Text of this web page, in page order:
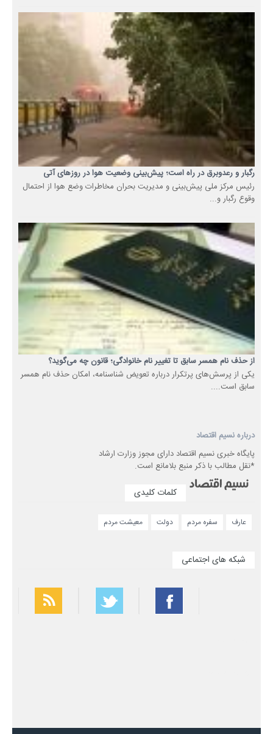
رگبار و رعدوبرق در راه است؛ پیش‌بینی وضعیت هوا در روزهای آتی
رئیس مرکز ملی پیش‌بینی و مدیریت بحران مخاطرات وضع هوا از احتمال
وقوع رگبار و...
از حذف نام همسر سابق تا تغییر نام خانوادگی؛ قانون چه می‌گوید؟
یکی از پرسش‌های پرتکرار درباره تعویض شناسنامه، امکان حذف نام همسر
سابق است....
درباره نسیم اقتصاد
پایگاه خبری نسیم اقتصاد دارای مجوز وزارت ارشاد
*نقل مطالب با ذکر منبع بلامانع است.
کلمات کلیدی
عارف سفره مردم دولت معیشت مردم
شبکه های اجتماعی